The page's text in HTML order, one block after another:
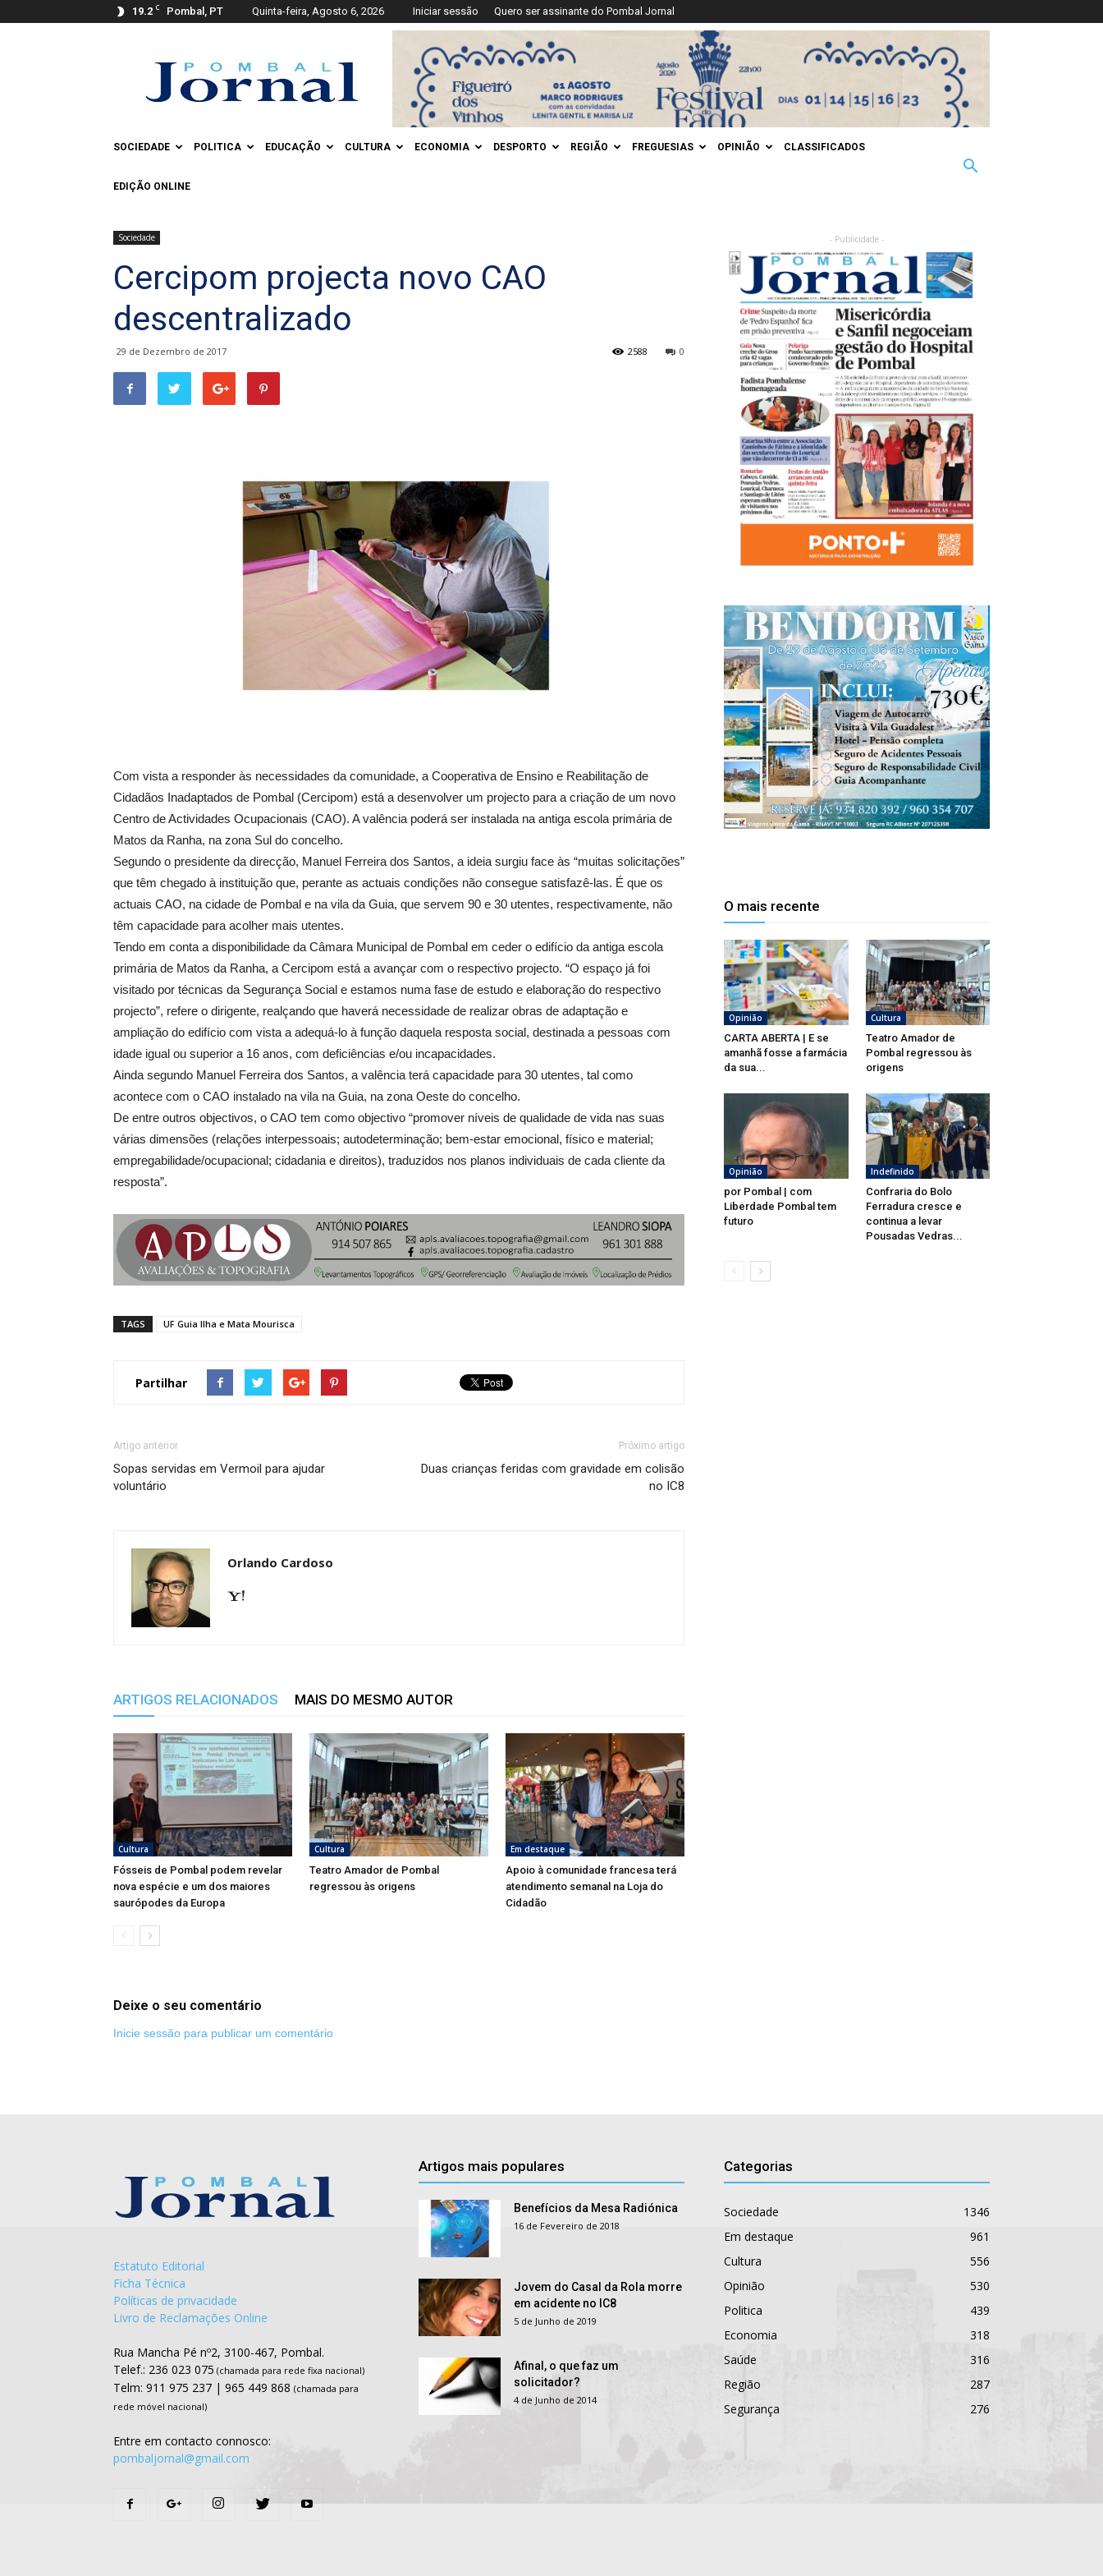
19.2 C Pombal, PT Quinta-feira, Agosto 6, 2026 Iniciar sessão Quero ser assinante do Pombal Jornal
Jornal
SOCIEDADE POLITICA EDUCAÇÃO CULTURA ECONOMIA DESPORTO REGIÃO FREGUESIAS OPINIÃO CLASSIFICADOS
EDIÇÃO ONLINE
Sociedade
Cercipom projecta novo CAO
descentralizado
29 de Dezembro de 2017 0
2588
Com vista a responder às necessidades da comunidade, a Cooperativa de Ensino e Reabilitação de
Cidadãos Inadaptados de Pombal (Cercipom) está a desenvolver um projecto para a criação de um novo
Centro de Actividades Ocupacionais (CAO). A valência poderá ser instalada na antiga escola primária de
Matos da Ranha, na zona Sul do concelho.
Segundo o presidente da direcção, Manuel Ferreira dos Santos, a ideia surgiu face às “muitas solicitações”
que têm chegado à instituição que, perante as actuais condições não consegue satisfazê-las. É que os
actuais CAO, na cidade de Pombal e na vila da Guia, que servem 90 e 30 utentes, respectivamente, não
têm capacidade para acolher mais utentes.
Tendo em conta a disponibilidade da Câmara Municipal de Pombal em ceder o edifício da antiga escola
primária de Matos da Ranha, a Cercipom está a avançar com o respectivo projecto. “O espaço já foi
visitado por técnicas da Segurança Social e estamos numa fase de estudo e elaboração do respectivo
projecto”, refere o dirigente, realçando que haverá necessidade de realizar obras de adaptação e
ampliação do edifício com vista a adequá-lo à função daquela resposta social, destinada a pessoas com
idade igual ou superior a 16 anos, com deficiências e/ou incapacidades.
Ainda segundo Manuel Ferreira dos Santos, a valência terá capacidade para 30 utentes, tal como
acontece com o CAO instalado na vila na Guia, na zona Oeste do concelho.
De entre outros objectivos, o CAO tem como objectivo “promover níveis de qualidade de vida nas suas
várias dimensões (relações interpessoais; autodeterminação; bem-estar emocional, físico e material;
empregabilidade/ocupacional; cidadania e direitos), traduzidos nos planos individuais de cada cliente da
resposta”.
TAGS UF Guia Ilha e Mata Mourisca
Partilhar
Artigo anterior
Sopas servidas em Vermoil para ajudar
voluntário
Próximo artigo
Duas crianças feridas com gravidade em colisão
no IC8
Orlando Cardoso
ARTIGOS RELACIONADOS MAIS DO MESMO AUTOR
Cultura
Fósseis de Pombal podem revelar
nova espécie e um dos maiores
saurópodes da Europa
Cultura
Teatro Amador de Pombal
regressou às origens
Em destaque
Apoio à comunidade francesa terá
atendimento semanal na Loja do
Cidadão
Deixe o seu comentário
Inicie sessão para publicar um comentário
- Publicidade -
O mais recente
Opinião
CARTA ABERTA | E se
amanhã fosse a farmácia
da sua...
Cultura
Teatro Amador de
Pombal regressou às
origens
Opinião
por Pombal | com
Liberdade Pombal tem
futuro
Indefinido
Confraria do Bolo
Ferradura cresce e
continua a levar
Pousadas Vedras...
Estatuto Editorial
Ficha Técnica
Políticas de privacidade
Livro de Reclamações Online
Rua Mancha Pé nº2, 3100-467, Pombal.
Telef.: 236 023 075 (chamada para rede fixa nacional)
Telm: 911 975 237 | 965 449 868 (chamada para
rede móvel nacional)
Entre em contacto connosco:
pombaljornal@gmail.com
Artigos mais populares
Benefícios da Mesa Radiónica
16 de Fevereiro de 2018
Jovem do Casal da Rola morre
em acidente no IC8
5 de Junho de 2019
Afinal, o que faz um
solicitador?
4 de Junho de 2014
Categorias
Sociedade
1346
Em destaque
961
Cultura
556
Opinião
530
Politica
439
Economia
318
Saúde
316
Região
287
Segurança
276